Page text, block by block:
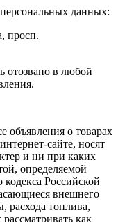
данных:
просп.
отозвано в любой
объявления о товарах
сайте, носят
и ни при каких
определяемой
Российской
внешнего
расхода топлива,
как